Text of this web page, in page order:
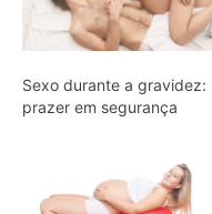
Sexo durante a gravidez:
prazer em segurança